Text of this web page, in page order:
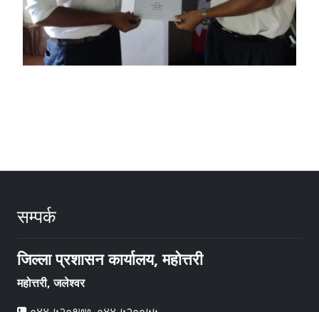
सम्पर्क
जिल्ला प्रशासन कार्यालय, महोत्तरी
महोत्तरी, जलेश्वर